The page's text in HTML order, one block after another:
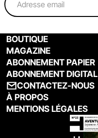
BOUTIQUE
MAGAZINE
ABONNEMENT PAPIER
ABONNEMENT DIGITAL
CONTACTEZ-NOUS
À PROPOS
MENTIONS LÉGALES